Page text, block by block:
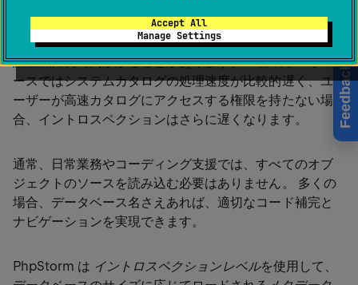
Accept All
Manage Settings
Feedback
データベースにオブジェクト（テーブル、スキーマ、デ
ータベースなど）が多数存在する場合、イントロスペク
ションに長時間かかることがあります。 一部のデータベ
ースではシステムカタログの処理速度が比較的遅く、ユ
ーザーが高速カタログにアクセスする権限を持たない場
合、イントロスペクションはさらに遅くなります。
通常、日常業務やコーディング支援では、すべてのオブ
ジェクトのソースを読み込む必要はありません。 多くの
場合、データベース名さえあれば、適切なコード補完と
ナビゲーションを実現できます。
PhpStorm は イントロスペクションレベルを使用して、